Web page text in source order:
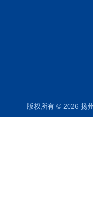
版权所有 © 2026 扬